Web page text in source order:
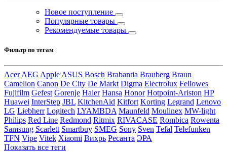
Новое поступление
Популярные товары
Рекомендуемые товары
Фильтр по тегам
Acer AEG Apple ASUS Bosch Brabantia Brauberg Braun
Camelion Canon De City De Markt Digma Electrolux Fellowes
Fujifilm Gefest Gorenje Haier Hansa Honor Hotpoint-Ariston HP
Huawei InterStep JBL KitchenAid Kitfort Korting Legrand Lenovo
LG Liebherr Logitech LYAMBDA Maunfeld Moulinex MW-light
Philips Red Line Redmond Ritmix RIVACASE Rombica Rowenta
Samsung Scarlett Smartbuy SMEG Sony Sven Tefal Telefunken
TFN Vipe Vitek Xiaomi Вихрь Ресанта ЭРА
Показать все теги